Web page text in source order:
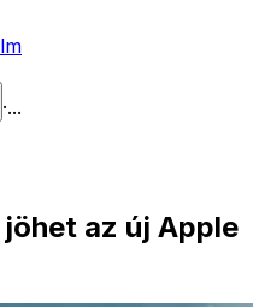
·...
az új Apple